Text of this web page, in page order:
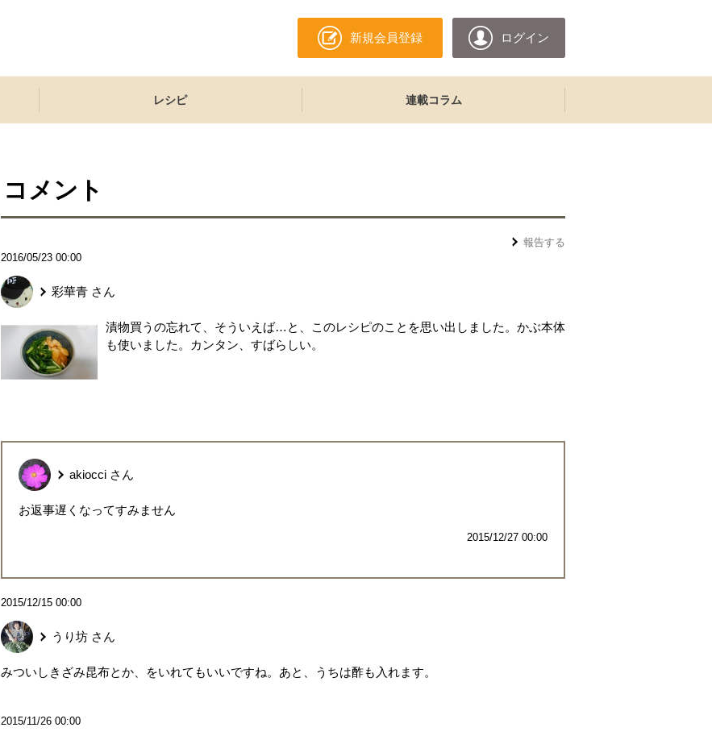
新規会員登録 ログイン
レシピ 連載コラム
コメント
報告する
2016/05/23 00:00
彩華青 さん
漬物買うの忘れて、そういえば…と、このレシピのことを思い出しました。かぶ本体
も使いました。カンタン、すばらしい。
akiocci さん
お返事遅くなってすみません
2015/12/27 00:00
2015/12/15 00:00
うり坊 さん
みついしきざみ昆布とか、をいれてもいいですね。あと、うちは酢も入れます。
2015/11/26 00:00